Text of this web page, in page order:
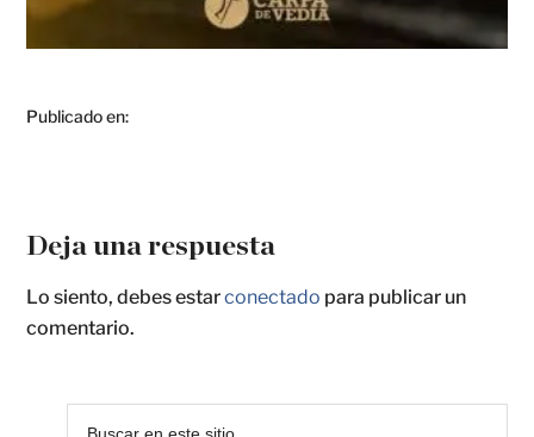
Publicado en:
Deja una respuesta
Lo siento, debes estarconectado para publicar un
comentario.